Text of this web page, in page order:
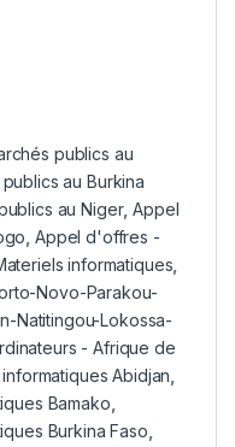
publics au
au Burkina
au Niger,Appel
Appel d'offres -
informatiques
Novo-Parakou-
Natitingou-Lokossa-
- Afrique de
Abidjan
Bamako
Burkina Faso